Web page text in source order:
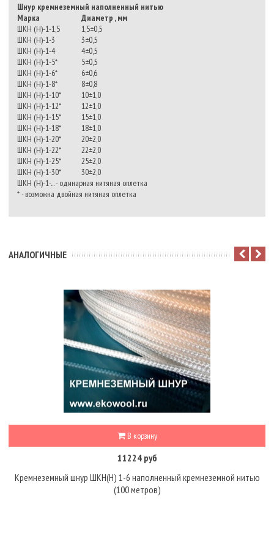
Шнур кремнеземный наполненный нитью
Марка
Диаметр , мм
ШКН (Н)-1-1,5
1,5±0,5
ШКН (Н)-1-3
3±0,5
ШКН (Н)-1-4
4±0,5
ШКН (Н)-1-5*
5±0,5
ШКН (Н)-1-6*
6±0,6
ШКН (Н)-1-8*
8±0,8
ШКН (Н)-1-10*
10±1,0
ШКН (Н)-1-12*
12±1,0
ШКН (Н)-1-15*
15±1,0
ШКН (Н)-1-18*
18±1,0
ШКН (Н)-1-20*
20±2,0
ШКН (Н)-1-22*
22±2,0
ШКН (Н)-1-25*
25±2,0
ШКН (Н)-1-30*
30±2,0
ШКН (Н)-1-... - одинарная нитяная оплетка
* - возможна двойная нитяная оплетка
АНАЛОГИЧНЫЕ
В корзину
11224 руб
Кремнеземный шнур ШКН(Н) 1-6 наполненный кремнеземной нитью
(100 метров)